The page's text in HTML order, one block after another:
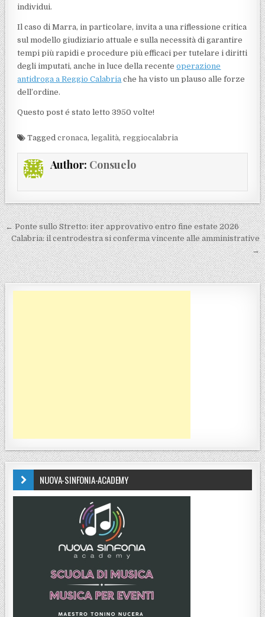
individui.
Il caso di Marra, in particolare, invita a una riflessione critica
sul modello giudiziario attuale e sulla necessità di garantire
tempi più rapidi e procedure più efficaci per tutelare i diritti
degli imputati, anche in luce della recenteoperazione
antidroga a Reggio Calabria che ha visto un plauso alle forze
dell’ordine.
Questo post é stato letto 3950 volte!
Taggedcronaca,legalità,reggiocalabria
Author: Consuelo
Navigazione articoli
← Ponte sullo Stretto: iter approvativo entro fine estate 2026
Calabria: il centrodestra si conferma vincente alle amministrative
→
NUOVA-SINFONIA-ACADEMY